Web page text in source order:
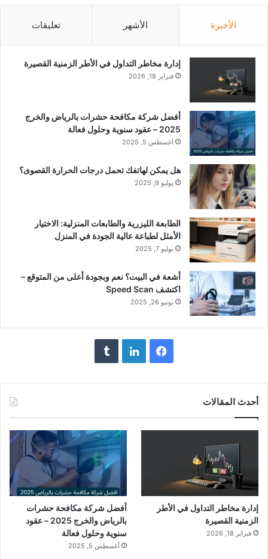
الأخيرة الأشهر تعليقات
إدارة مخاطر التداول في الأطر الزمنية القصيرة
فبراير 18, 2026
أفضل شركة مكافحة حشرات بالرياض والخرج
2025 – عقود سنوية وحلول فعالة
أغسطس 5, 2025
هل يمكن لهاتفك تحمل درجات الحرارة القصوى؟
يوليو 9, 2025
الطابعة الليزرية والطابعات المنزلية: الاختيار
الأمثل لطباعة عالية الجودة في المنزل
يوليو 7, 2025
أشعة في البيت؟ نعم وبجودة أعلى من المتوقع –
اكتشف Speed Scan
يونيو 26, 2025
فيسبوكلينكدإن
‏Tumblr
أحدث المقالات
إدارة مخاطر التداول في الأطر
الزمنية القصيرة
فبراير 18, 2026
أفضل شركة مكافحة حشرات
بالرياض والخرج 2025 – عقود
سنوية وحلول فعالة
أغسطس 5, 2025